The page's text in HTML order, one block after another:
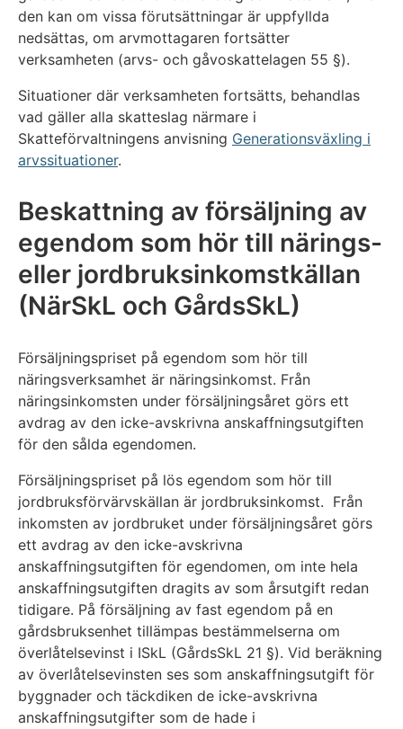
den kan om vissa förutsättningar är uppfyllda
nedsättas, om arvmottagaren fortsätter
verksamheten (arvs- och gåvoskattelagen 55 §).
Situationer där verksamheten fortsätts, behandlas
vad gäller alla skatteslag närmare i
Skatteförvaltningens anvisning Generationsväxling i
arvssituationer.
Beskattning av försäljning av
egendom som hör till närings-
eller jordbruksinkomstkällan
(NärSkL och GårdsSkL)
Försäljningspriset på egendom som hör till
näringsverksamhet är näringsinkomst. Från
näringsinkomsten under försäljningsåret görs ett
avdrag av den icke-avskrivna anskaffningsutgiften
för den sålda egendomen.
Försäljningspriset på lös egendom som hör till
jordbruksförvärvskällan är jordbruksinkomst. Från
inkomsten av jordbruket under försäljningsåret görs
ett avdrag av den icke-avskrivna
anskaffningsutgiften för egendomen, om inte hela
anskaffningsutgiften dragits av som årsutgift redan
tidigare. På försäljning av fast egendom på en
gårdsbruksenhet tillämpas bestämmelserna om
överlåtelsevinst i ISkL (GårdsSkL 21 §). Vid beräkning
av överlåtelsevinsten ses som anskaffningsutgift för
byggnader och täckdiken de icke-avskrivna
anskaffningsutgifter som de hade i